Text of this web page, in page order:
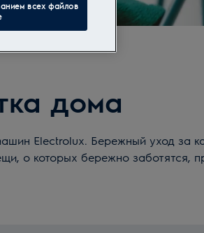
дома
Electrolux. Бережный уход за
о которых бережно заботятся,
всех файлов